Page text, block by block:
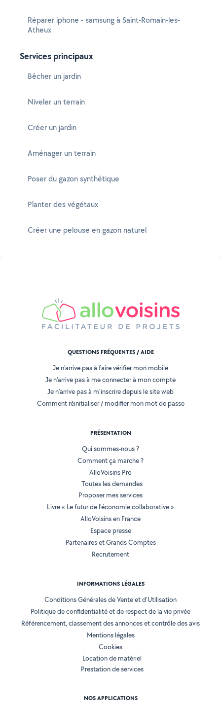
Réparer iphone - samsung à Saint-Romain-les-
Atheux
Services principaux
Bêcher un jardin
Niveler un terrain
Créer un jardin
Aménager un terrain
Poser du gazon synthétique
Planter des végétaux
Créer une pelouse en gazon naturel
QUESTIONS FRÉQUENTES / AIDE
Je n'arrive pas à faire vérifier mon mobile
Je n'arrive pas à me connecter à mon compte
Je n'arrive pas à m'inscrire depuis le site web
Comment réinitialiser / modifier mon mot de passe
PRÉSENTATION
Qui sommes-nous ?
Comment ça marche ?
AlloVoisins Pro
Toutes les demandes
Proposer mes services
Livre « Le futur de l'économie collaborative »
AlloVoisins en France
Espace presse
Partenaires et Grands Comptes
Recrutement
INFORMATIONS LÉGALES
Conditions Générales de Vente et d'Utilisation
Politique de confidentialité et de respect de la vie privée
Référencement, classement des annonces et contrôle des avis
Mentions légales
Cookies
Location de matériel
Prestation de services
NOS APPLICATIONS